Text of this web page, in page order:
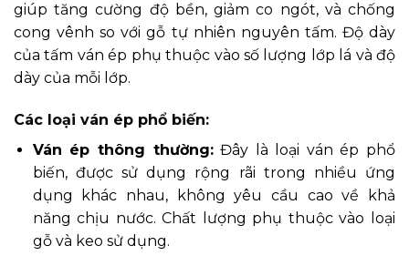
giúp tăng cường độ bền, giảm co ngót, và chống
cong vênh so với gỗ tự nhiên nguyên tấm. Độ dày
của tấm ván ép phụ thuộc vào số lượng lớp lá và độ
dày của mỗi lớp.
Các loại ván ép phổ biến:
Ván ép thông thường:Đây là loại ván ép phổ
biến, được sử dụng rộng rãi trong nhiều ứng
dụng khác nhau, không yêu cầu cao về khả
năng chịu nước. Chất lượng phụ thuộc vào loại
gỗ và keo sử dụng.